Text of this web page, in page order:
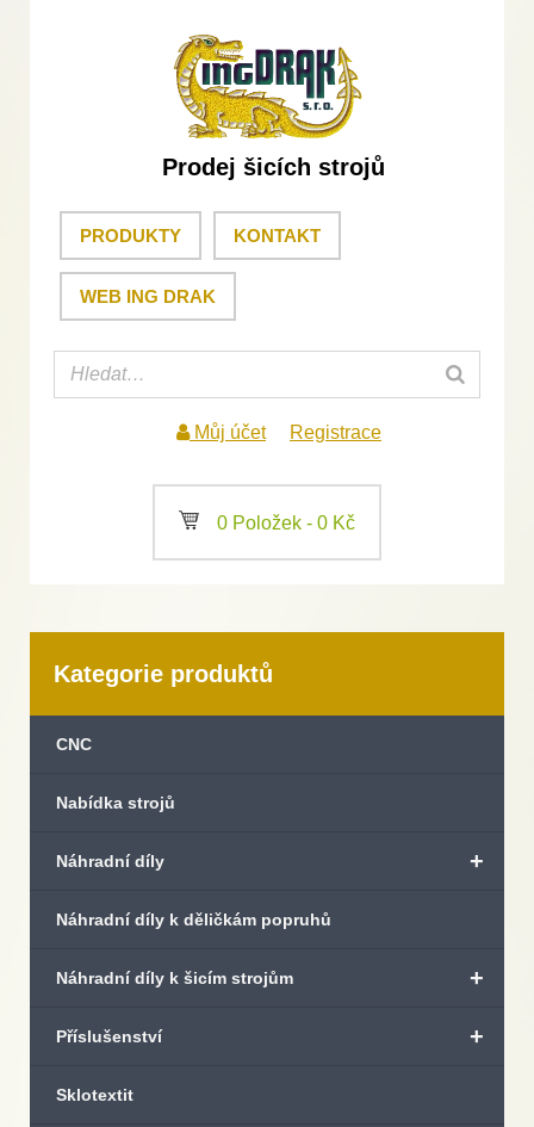
Prodej šicích strojů
PRODUKTY KONTAKT
WEB ING DRAK
Můj účet Registrace
a 0 Položek - 0 Kč
Kategorie produktů
CNC
Nabídka strojů
+
Náhradní díly
Náhradní díly k děličkám popruhů
+
Náhradní díly k šicím strojům
+
Příslušenství
Sklotextit